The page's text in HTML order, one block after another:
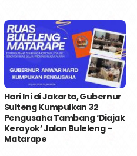
Hari Ini di Jakarta, Gubernur
Sulteng Kumpulkan 32
Pengusaha Tambang ‘Diajak
Keroyok’ Jalan Buleleng –
Matarape